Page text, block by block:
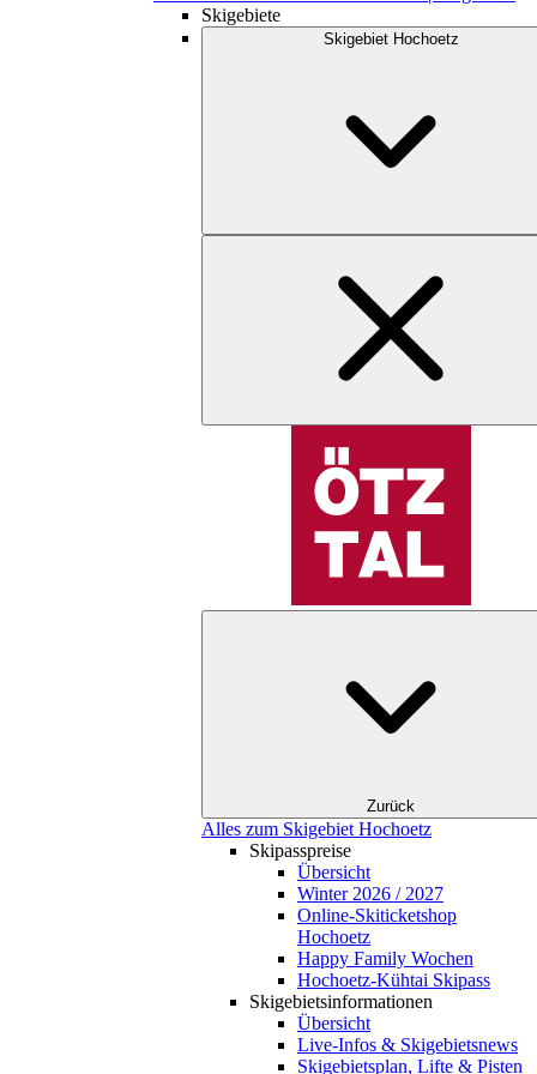
Skigebiete
Skigebiet Hochoetz
Zurück
Alles zum Skigebiet Hochoetz
Skipasspreise
Übersicht
Winter 2026 / 2027
Online-Skiticketshop
Hochoetz
Happy Family Wochen
Hochoetz-Kühtai Skipass
Skigebietsinformationen
Übersicht
Live-Infos & Skigebietsnews
Skigebietsplan, Lifte & Pisten